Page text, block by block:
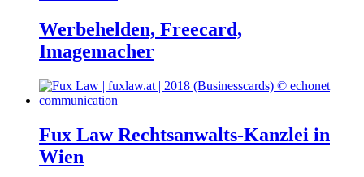
Werbehelden, Freecard,
Imagemacher
Fux Law Rechtsanwalts-Kanzlei in
Wien